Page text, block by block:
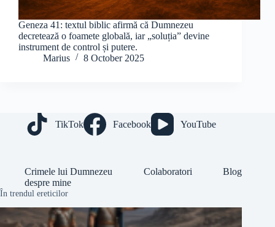
Geneza 41: textul biblic afirmă că Dumnezeu
decretează o foamete globală, iar „soluția” devine
instrument de control și putere.
Marius
8 October 2025
TikTok Facebook YouTube
Crimele lui Dumnezeu Colaboratori
Blog
despre mine
În trendul ereticilor